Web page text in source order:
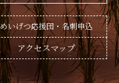
めいげつ応援団・名刺申込
アクセスマップ